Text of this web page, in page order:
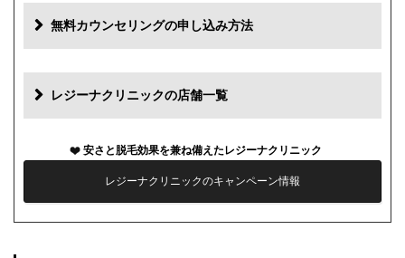
初診料 0円
再診料 0円
薬代 0円
シェービング代 0円
無料カウンセリングの申し込み方法
レジーナクリニックの店舗一覧
安さと脱毛効果を兼ね備えたレジーナクリニック
レジーナクリニックのキャンペーン情報